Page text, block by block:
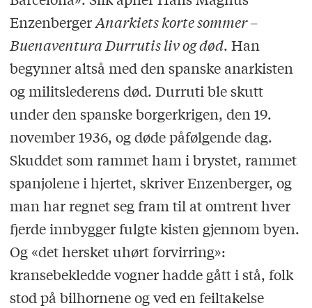
EnzenbergerAnarkiets korte sommer –
Buenaventura Durrutis liv og død. Han
begynner altså med den spanske anar­kisten
og militslederens død. Durruti ble skutt
under den span­ske borgerkrigen, den 19.
november 1936, og døde påfølgende dag.
Skuddet som rammet ham i brystet, rammet
spanjolene i hjertet, skriver Enzenberger, og
man har regnet seg fram til at omtrent hver
fjerde innbygger fulgte kisten gjennom byen.
Og «det hersket uhørt forvirring»:
kransebekledde vogner hadde gått i stå, folk
stod på bilhornene og ved en feiltakelse